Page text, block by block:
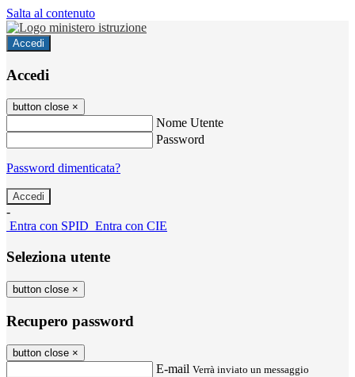
Salta al contenuto
Accedi
Accedi
button close ×
Nome Utente
Password
Password dimenticata?
-
Entra con SPID Entra con CIE
Seleziona utente
button close ×
Recupero password
button close ×
E-mail Verrà inviato un messaggio